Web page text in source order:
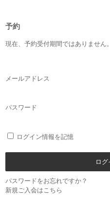
予約
現在、予約受付期間ではありません。
メールアドレス
パスワード
ログイン情報を記憶
パスワードをお忘れですか？
新規ご入会はこちら